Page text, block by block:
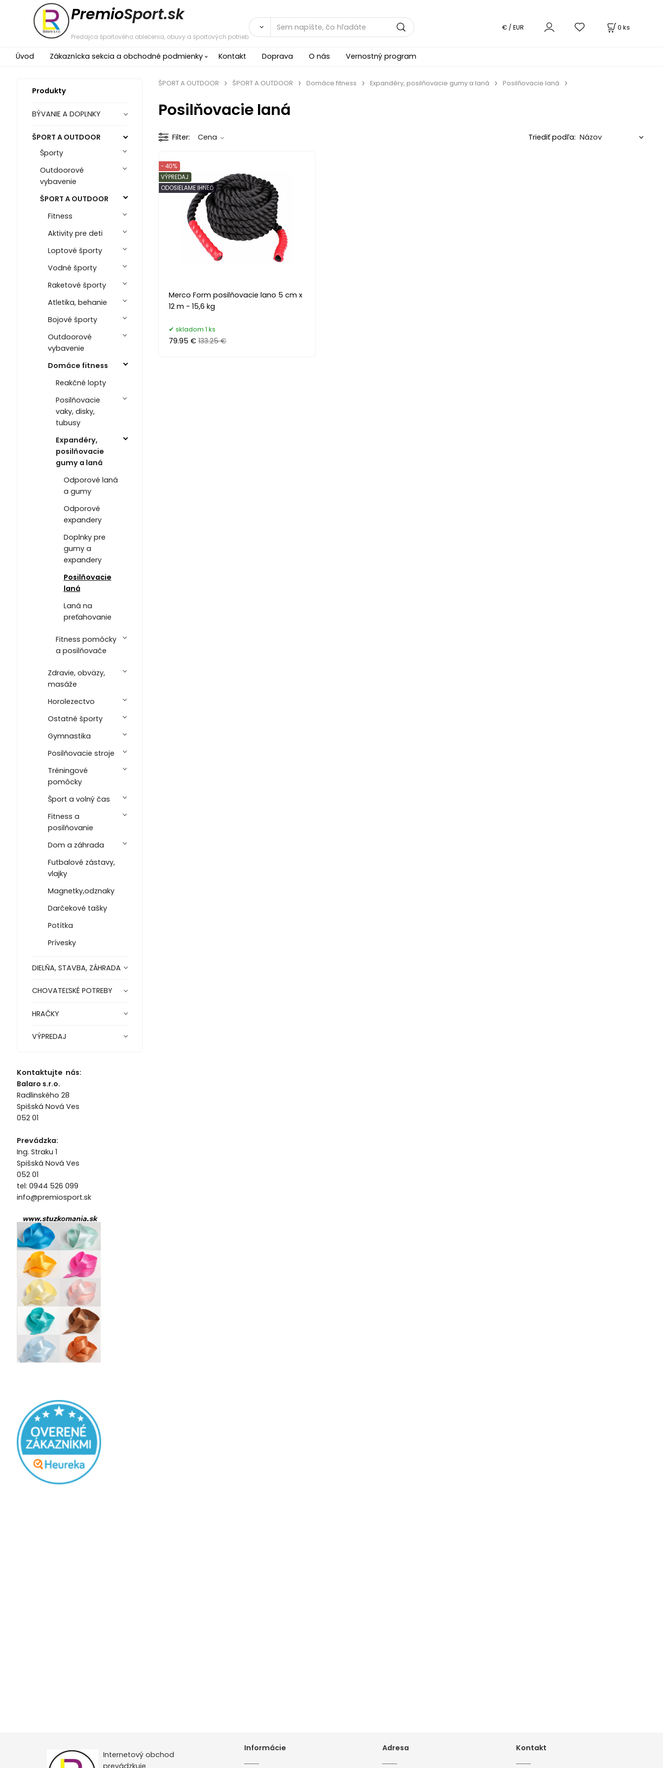
PremioSport.sk
Predajca športového oblečenia, obuvy a športových potrieb
0 ks
€ / EUR
Úvod Zákaznícka sekcia a obchodné podmienky Kontakt Doprava O nás Vernostný program
Produkty
BÝVANIE A DOPLNKY
ŠPORT A OUTDOOR
Športy
Outdoorové
vybavenie
ŠPORT A OUTDOOR
Fitness
Aktivity pre deti
Loptové športy
Vodné športy
Raketové športy
Atletika, behanie
Bojové športy
Outdoorové
vybavenie
Domáce fitness
Reakčné lopty
Posilňovacie
vaky, disky,
tubusy
Expandéry,
posilňovacie
gumy a laná
Odporové laná
a gumy
Odporové
expandery
Doplnky pre
gumy a
expandery
Posilňovacie
laná
Laná na
preťahovanie
Fitness pomôcky
a posilňovače
Zdravie, obväzy,
masáže
Horolezectvo
Ostatné športy
Gymnastika
Posilňovacie stroje
Tréningové
pomôcky
Šport a volný čas
Fitness a
posilňovanie
Dom a záhrada
Futbalové zástavy,
vlajky
Magnetky,odznaky
Darčekové tašky
Potítka
Prívesky
DIELŇA, STAVBA, ZÁHRADA
CHOVATEĽSKÉ POTREBY
HRAČKY
VÝPREDAJ
Kontaktujte nás:
Balaro s.r.o.
Radlinského 28
Spišská Nová Ves
052 01
Prevádzka:
Ing. Straku 1
Spišská Nová Ves
052 01
tel: 0944 526 099
info@premiosport.sk
ŠPORT A OUTDOOR ŠPORT A OUTDOOR Domáce fitness Expandéry, posilňovacie gumy a laná Posilňovacie laná
Posilňovacie laná
Filter Cena Triediť podľa:
Merco Form posilňovacie lano 5 cm x
12 m - 15,6 kg
- 40%
VÝPREDAJ
ODOSIELAME IHNEĎ
skladom 1 ks
79.95 € 133.25 €
Internetový obchod
prevádzkuje
Informácie Adresa Kontakt